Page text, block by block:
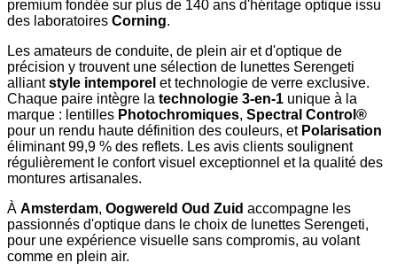
premium fondée sur plus de 140 ans d'héritage optique issu
des laboratoires Corning.
Les amateurs de conduite, de plein air et d'optique de
précision y trouvent une sélection de lunettes Serengeti
alliantstyle intemporel et technologie de verre exclusive.
Chaque paire intègre la technologie 3-en-1 unique à la
marque : lentilles Photochromiques, Spectral Control®
pour un rendu haute définition des couleurs, et Polarisation
éliminant 99,9 % des reflets. Les avis clients soulignent
régulièrement le confort visuel exceptionnel et la qualité des
montures artisanales.
À Amsterdam, Oogwereld Oud Zuid accompagne les
passionnés d'optique dans le choix de lunettes Serengeti,
pour une expérience visuelle sans compromis, au volant
comme en plein air.